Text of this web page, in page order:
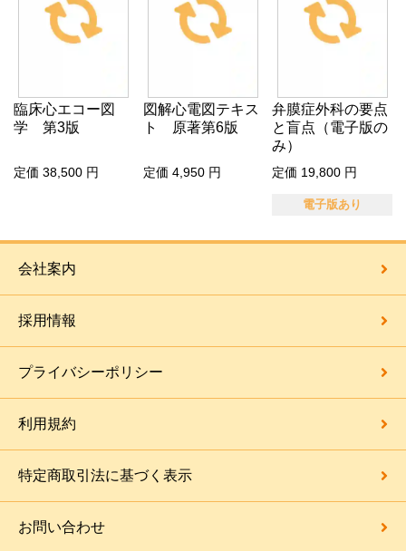
臨床心エコー図
学 第3版
定価 38,500 円
図解心電図テキス
ト 原著第6版
定価 4,950 円
弁膜症外科の要点
と盲点（電子版の
み）
定価 19,800 円
電子版あり
会社案内
採用情報
プライバシーポリシー
利用規約
特定商取引法に基づく表示
お問い合わせ